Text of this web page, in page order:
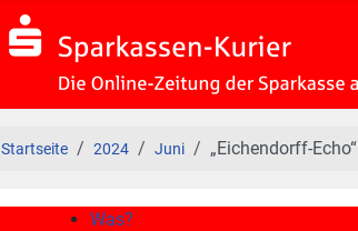
Startseite 2024 Juni „Eichendorff-
Was?